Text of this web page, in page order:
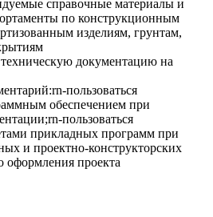
справочные материалы и
по конструкционным
изделиям, грунтам,
документацию на
пользоваться
обеспечением при
пользоваться
прикладных программ при
и проектно-конструкторских
оформления проекта